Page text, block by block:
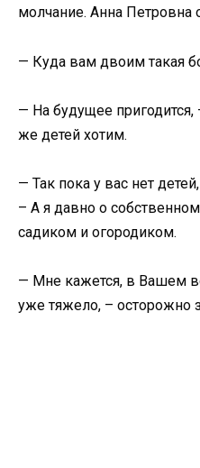
молчание. Анна
— Куда вам двоим такая
— На будущее
же детей хотим.
— Так пока у вас нет
– А я давно о
садиком и огородиком.
— Мне кажется, в Вашем
уже тяжело, – осторожно